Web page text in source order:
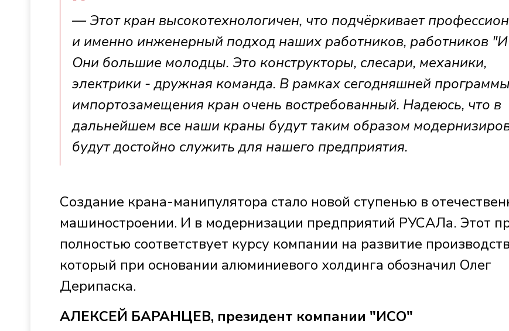
— Этот кран высокотехнологичен, что подчёркивает
и именно инженерный подход наших работников, работников
Они большие молодцы. Это конструкторы, слесари, механики,
электрики - дружная команда. В рамках сегодняшней программы
импортозамещения кран очень востребованный. Надеюсь, что в
дальнейшем все наши краны будут таким образом
будут достойно служить для нашего предприятия.
Создание крана-манипулятора стало новой ступенью в
машиностроении. И в модернизации предприятий РУСАЛа. Этот
полностью соответствует курсу компании на развитие
который при основании алюминиевого холдинга обозначил Олег
Дерипаска.
АЛЕКСЕЙ БАРАНЦЕВ, президент компании "ИСО"